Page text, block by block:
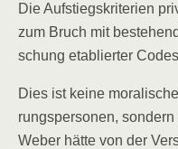
Die Auf­stiegs­kri­te­ri­en
zum Bruch mit
schung eta­blier­ter
Dies ist kei­ne
rungs­per­so­nen,
Weber hät­te von der